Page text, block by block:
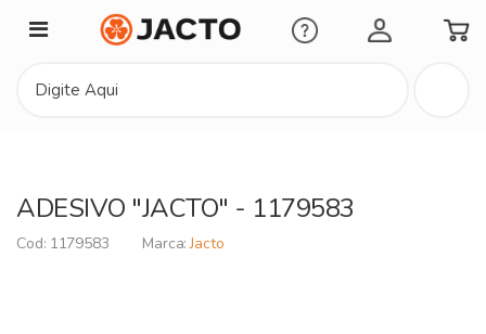
Minha Conta
ADESIVO "JACTO" - 1179583
1179583 Jacto